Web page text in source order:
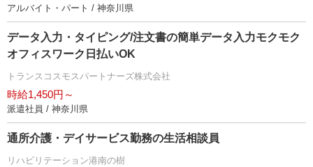
アルバイト・パート / 神奈川県
データ入力・タイピング/注文書の簡単データ入力モクモク
オフィスワーク日払いOK
トランスコスモスパートナーズ株式会社
時給1,450円～
派遣社員 / 神奈川県
通所介護・デイサービス勤務の生活相談員
リハビリテーション港南の樹